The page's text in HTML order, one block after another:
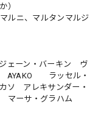
）
ルニ、マルタンマルジ
ェーン・バーキン ヴ
AYAKO ラッセル・
ソ アレキサンダー・
マーサ・グラハム